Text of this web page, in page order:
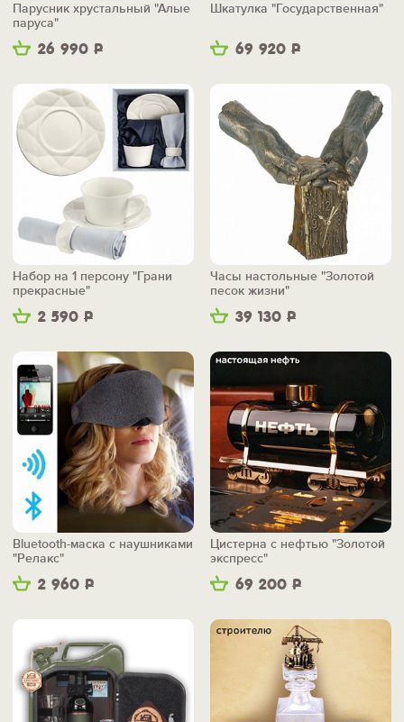
26 990 Р
Парусник хрустальный "Алые
паруса"
69 920 Р
Шкатулка "Государственная"
2 590 Р
Набор на 1 персону "Грани
прекрасные"
39 130 Р
Часы настольные "Золотой
песок жизни"
2 960 Р
Bluetooth-маска с наушниками
"Релакс"
69 200 Р
Цистерна с нефтью "Золотой
экспресс"